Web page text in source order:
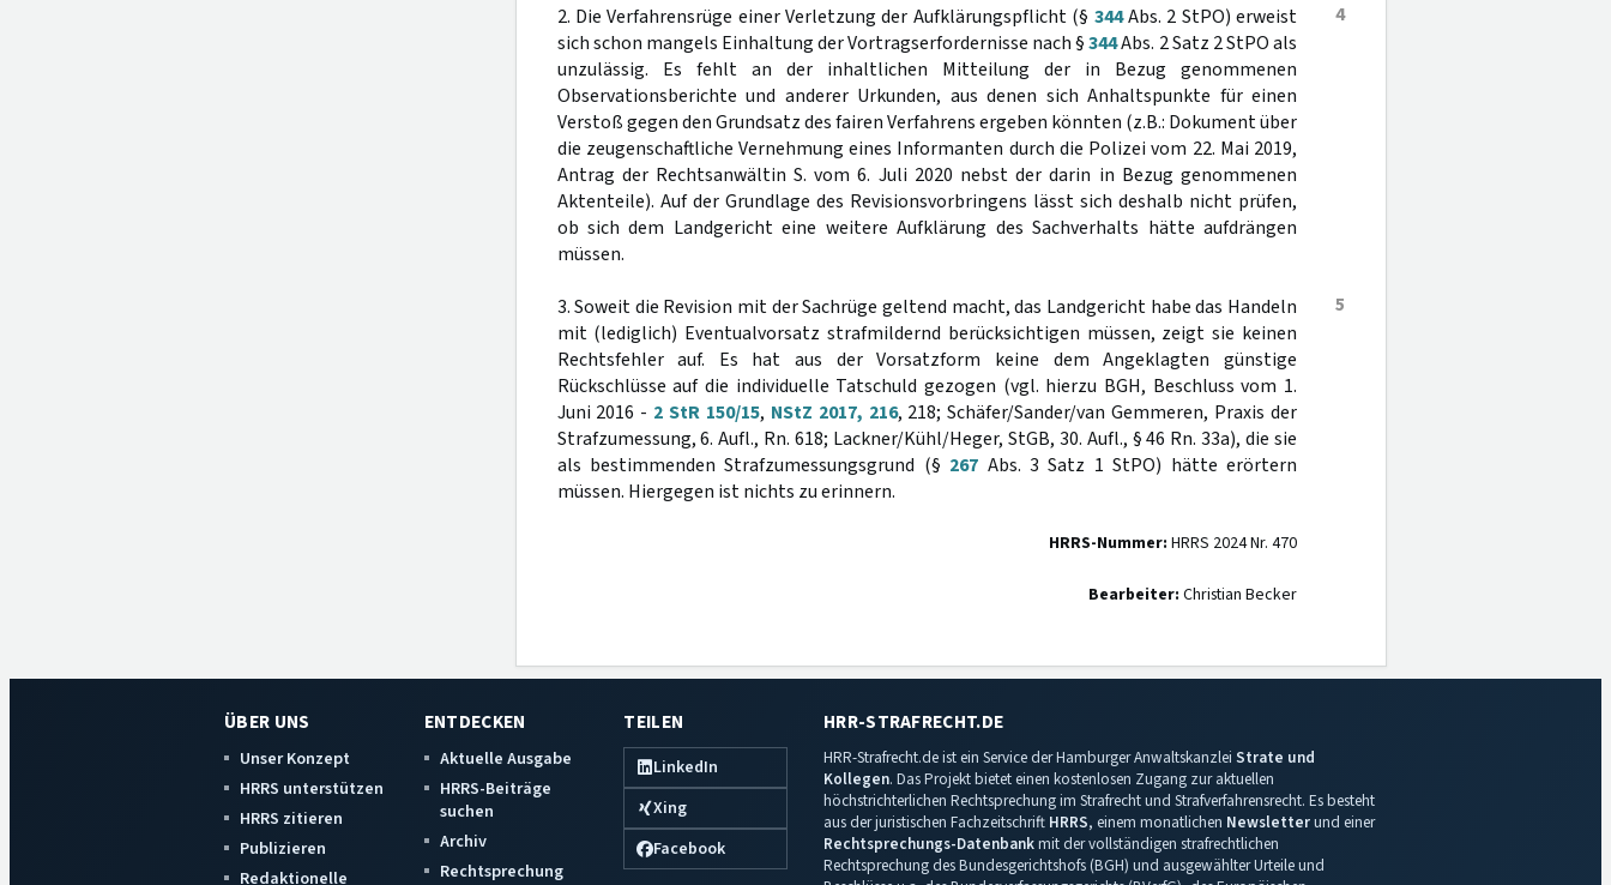
4
2. Die Verfahrensrüge einer Verletzung der Aufklärungspflicht (§ 344Abs. 2 StPO) erweist
sich schon mangels Einhaltung der Vortragserfordernisse nach §344Abs. 2 Satz 2 StPO als
unzulässig. Es fehlt an der inhaltlichen Mitteilung der in Bezug genommenen
Observationsberichte und anderer Urkunden, aus denen sich Anhaltspunkte für einen
Verstoß gegen den Grundsatz des fairen Verfahrens ergeben könnten (z.B.: Dokument über
die zeugenschaftliche Vernehmung eines Informanten durch die Polizei vom 22. Mai 2019,
Antrag der Rechtsanwältin S. vom 6. Juli 2020 nebst der darin in Bezug genommenen
Aktenteile). Auf der Grundlage des Revisionsvorbringens lässt sich deshalb nicht prüfen,
ob sich dem Landgericht eine weitere Aufklärung des Sachverhalts hätte aufdrängen
müssen.
5
3. Soweit die Revision mit der Sachrüge geltend macht, das Landgericht habe das Handeln
mit (lediglich) Eventualvorsatz strafmildernd berücksichtigen müssen, zeigt sie keinen
Rechtsfehler auf. Es hat aus der Vorsatzform keine dem Angeklagten günstige
Rückschlüsse auf die individuelle Tatschuld gezogen (vgl. hierzu BGH, Beschluss vom 1.
Juni 2016 - 2 StR 150/15, NStZ 2017, 216, 218; Schäfer/Sander/van Gemmeren, Praxis der
Strafzumessung, 6. Aufl., Rn. 618; Lackner/Kühl/Heger, StGB, 30. Aufl., § 46 Rn. 33a), die sie
als bestimmenden Strafzumessungsgrund (§ 267 Abs. 3 Satz 1 StPO) hätte erörtern
müssen. Hiergegen ist nichts zu erinnern.
HRRS-Nummer: HRRS 2024 Nr. 470
Bearbeiter: Christian Becker
ÜBER UNS
Unser Konzept
HRRS unterstützen
HRRS zitieren
Publizieren
Redaktionelle
ENTDECKEN
Aktuelle Ausgabe
HRRS-Beiträge
suchen
Archiv
Rechtsprechung
TEILEN
LinkedIn
Xing
Facebook
HRR-STRAFRECHT.DE
HRR-Strafrecht.de ist ein Service der Hamburger Anwaltskanzlei Strate und
Kollegen. Das Projekt bietet einen kostenlosen Zugang zur aktuellen
höchstrichterlichen Rechtsprechung im Strafrecht und Strafverfahrensrecht. Es besteht
aus der juristischen Fachzeitschrift HRRS, einem monatlichen Newsletterund einer
Rechtsprechungs-Datenbankmit der vollständigen strafrechtlichen
Rechtsprechung des Bundesgerichtshofs (BGH) und ausgewählter Urteile und